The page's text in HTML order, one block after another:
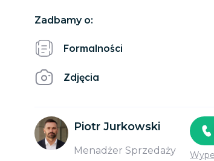
Zadbamy o:
Formalności
Zdjęcia
Piotr Jurkowski
Menadżer Sprzedaży